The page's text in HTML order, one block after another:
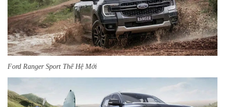
Ford Ranger Sport Thế Hệ Mới